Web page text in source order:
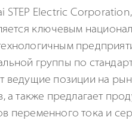
STEP Electric
ключевым
группы по
ведущие позиции на
а также предлагает
переменного тока и